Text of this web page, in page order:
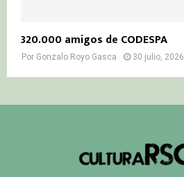
320.000 amigos de CODESPA
Por Gonzalo Royo Gasca 30 julio, 2026